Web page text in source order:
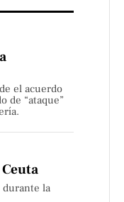
el acuerdo
de “ataque”
durante la